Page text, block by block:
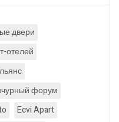
двери
отелей
форум
Ecvi Apart